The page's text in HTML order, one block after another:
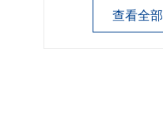
查看全部